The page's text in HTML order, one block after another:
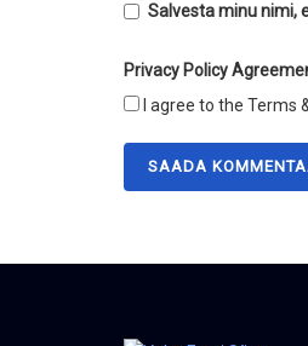
Salvesta minu nimi,
Privacy Policy
I agree to the Terms